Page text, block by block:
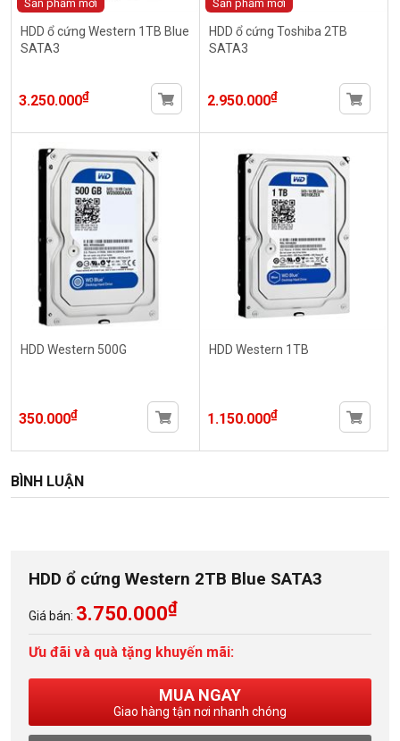
Sản phẩm mới
HDD ổ cứng Western 1TB Blue
SATA3
3.250.000₫
Sản phẩm mới
HDD ổ cứng Toshiba 2TB
SATA3
2.950.000₫
HDD Western 500G
350.000₫
HDD Western 1TB
1.150.000₫
BÌNH LUẬN
HDD ổ cứng Western 2TB Blue SATA3
Giá bán: 3.750.000₫
Ưu đãi và quà tặng khuyến mãi:
MUA NGAY
Giao hàng tận nơi nhanh chóng